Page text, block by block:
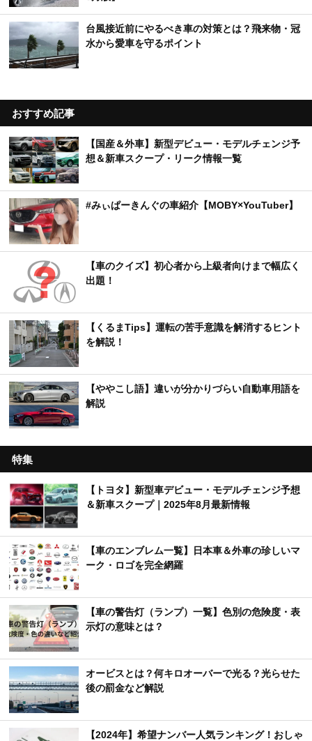
台風接近前にやるべき車の対策とは？飛来物・冠
水から愛車を守るポイント
おすすめ記事
【国産＆外車】新型デビュー・モデルチェンジ予
想＆新車スクープ・リーク情報一覧
#みぃぱーきんぐの車紹介【MOBY×YouTuber】
【車のクイズ】初心者から上級者向けまで幅広く
出題！
【くるまTips】運転の苦手意識を解消するヒント
を解説！
【ややこし語】違いが分かりづらい自動車用語を
解説
特集
【トヨタ】新型車デビュー・モデルチェンジ予想
＆新車スクープ｜2025年8月最新情報
【車のエンブレム一覧】日本車＆外車の珍しいマ
ーク・ロゴを完全網羅
【車の警告灯（ランプ）一覧】色別の危険度・表
示灯の意味とは？
オービスとは？何キロオーバーで光る？光らせた
後の罰金など解説
【2024年】希望ナンバー人気ランキング！おしゃ